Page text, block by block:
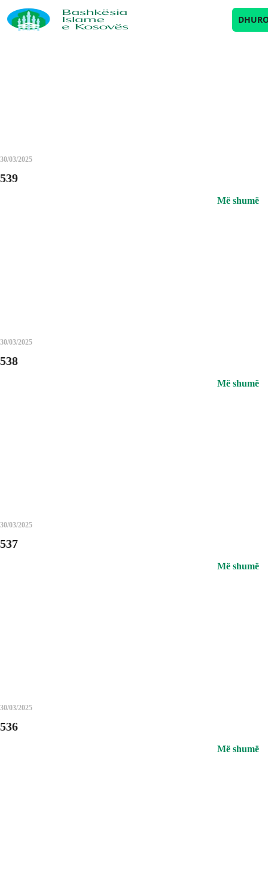
Archives
30/03/2025
539
Më shumë
30/03/2025
538
Më shumë
30/03/2025
537
Më shumë
30/03/2025
536
Më shumë